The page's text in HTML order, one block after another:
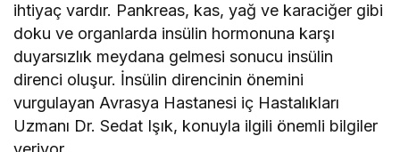
ihtiyaç vardır. Pankreas, kas, yağ ve karaciğer gibi
doku ve organlarda insülin hormonuna karşı
duyarsızlık meydana gelmesi sonucu insülin
direnci oluşur. İnsülin direncinin önemini
vurgulayan Avrasya Hastanesi iç Hastalıkları
Uzmanı Dr. Sedat Işık, konuyla ilgili önemli bilgiler